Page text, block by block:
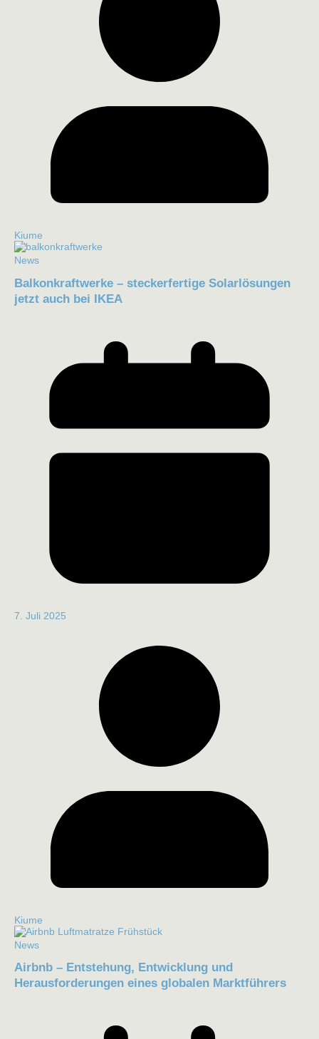
Kiume
News
Balkonkraftwerke – steckerfertige Solarlösungen
jetzt auch bei IKEA
7. Juli 2025
Kiume
News
Airbnb – Entstehung, Entwicklung und
Herausforderungen eines globalen Marktführers